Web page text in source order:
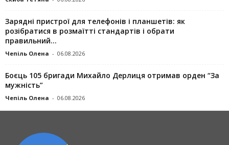
Зарядні пристрої для телефонів і планшетів: як
розібратися в розмаїтті стандартів і обрати
правильний...
Чепіль Олена - 06.08.2026
Боєць 105 бригади Михайло Дерлиця отримав орден “За
мужність”
Чепіль Олена - 06.08.2026